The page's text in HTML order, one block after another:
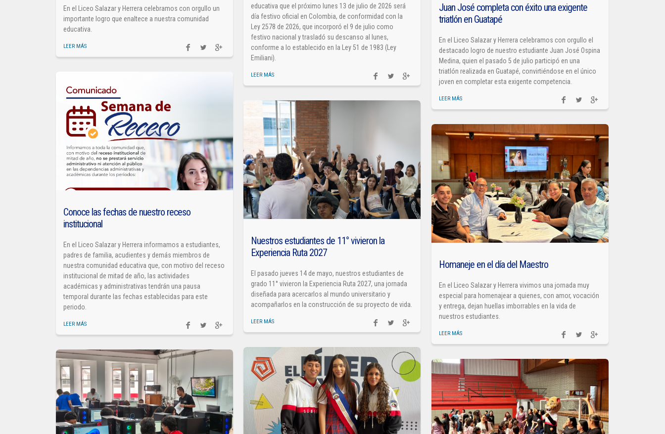
En el Liceo Salazar y Herrera celebramos con orgullo un
importante logro que enaltece a nuestra comunidad
educativa.
LEER MÁS
educativa que el próximo lunes 13 de julio de 2026 será
día festivo oficial en Colombia, de conformidad con la
Ley 2578 de 2026, que incorporó el 9 de julio como
festivo nacional y trasladó su descanso al lunes,
conforme a lo establecido en la Ley 51 de 1983 (Ley
Emiliani).
LEER MÁS
Juan José completa con éxito una exigente
triatlón en Guatapé
En el Liceo Salazar y Herrera celebramos con orgullo el
destacado logro de nuestro estudiante Juan José Ospina
Medina, quien el pasado 5 de julio participó en una
triatlón realizada en Guatapé, convirtiéndose en el único
joven en completar esta exigente competencia.
LEER MÁS
Conoce las fechas de nuestro receso
institucional
En el Liceo Salazar y Herrera informamos a estudiantes,
padres de familia, acudientes y demás miembros de
nuestra comunidad educativa que, con motivo del receso
institucional de mitad de año, las actividades
académicas y administrativas tendrán una pausa
temporal durante las fechas establecidas para este
periodo.
LEER MÁS
Nuestros estudiantes de 11° vivieron la
Experiencia Ruta 2027
El pasado jueves 14 de mayo, nuestros estudiantes de
grado 11° vivieron la Experiencia Ruta 2027, una jornada
diseñada para acercarlos al mundo universitario y
acompañarlos en la construcción de su proyecto de vida.
LEER MÁS
Homaneje en el día del Maestro
En el Liceo Salazar y Herrera vivimos una jornada muy
especial para homenajear a quienes, con amor, vocación
y entrega, dejan huellas imborrables en la vida de
nuestros estudiantes.
LEER MÁS